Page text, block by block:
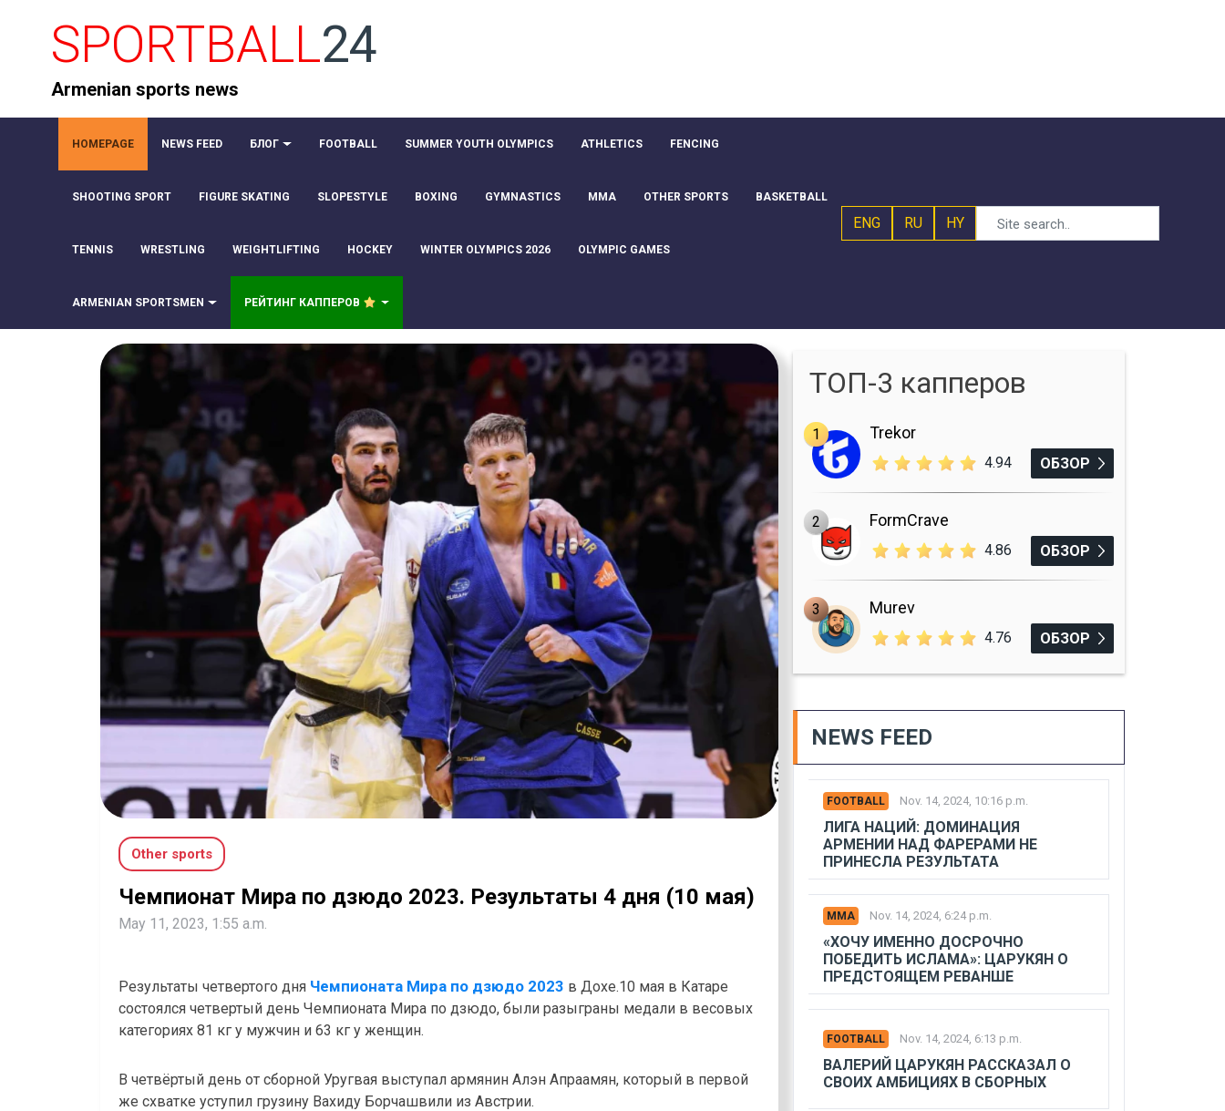
SPORTBALL24
Armenian sports news
HOMEPAGE NEWS FEED БЛОГ FOOTBALL SUMMER YOUTH OLYMPICS ATHLETICS FENCING
SHOOTING SPORT FIGURE SKATING SLOPESTYLE BOXING GYMNASTICS MMA OTHER SPORTS BASKETBALL
TENNIS WRESTLING WEIGHTLIFTING HOCKEY WINTER OLYMPICS 2026 OLYMPIC GAMES
ARMENIAN SPORTSMEN РЕЙТИНГ КАППЕРОВ
ENG RU HY
Other sports
Чемпионат Мира по дзюдо 2023. Результаты 4 дня (10 мая)
May 11, 2023, 1:55 a.m.
Результаты четвертого дня Чемпионата Мира по дзюдо 2023 в Дохе.10 мая в Катаре
состоялся четвертый день Чемпионата Мира по дзюдо, были разыграны медали в весовых
категориях 81 кг у мужчин и 63 кг у женщин.
В четвёртый день от сборной Уругвая выступал армянин Алэн Апраамян, который в первой
же схватке уступил грузину Вахиду Борчашвили из Австрии.
ТОП-3 капперов
1 Trekor
4.94 ОБЗОР
2 FormCrave
4.86 ОБЗОР
3 Murev
4.76 ОБЗОР
NEWS FEED
FOOTBALL Nov. 14, 2024, 10:16 p.m.
ЛИГА НАЦИЙ: ДОМИНАЦИЯ
АРМЕНИИ НАД ФАРЕРАМИ НЕ
ПРИНЕСЛА РЕЗУЛЬТАТА
MMA Nov. 14, 2024, 6:24 p.m.
«ХОЧУ ИМЕННО ДОСРОЧНО
ПОБЕДИТЬ ИСЛАМА»: ЦАРУКЯН О
ПРЕДСТОЯЩЕМ РЕВАНШЕ
FOOTBALL Nov. 14, 2024, 6:13 p.m.
ВАЛЕРИЙ ЦАРУКЯН РАССКАЗАЛ О
СВОИХ АМБИЦИЯХ В СБОРНЫХ